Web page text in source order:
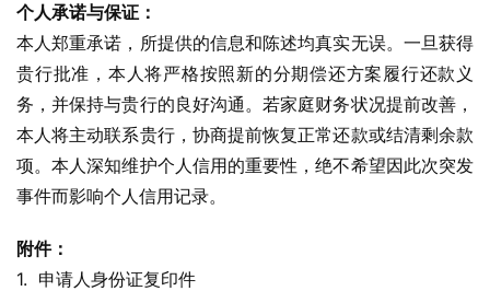
个人承诺与保证：
本人郑重承诺，所提供的信息和陈述均真实无误。一旦获得
贵行批准，本人将严格按照新的分期偿还方案履行还款义
务，并保持与贵行的良好沟通。若家庭财务状况提前改善，
本人将主动联系贵行，协商提前恢复正常还款或结清剩余款
项。本人深知维护个人信用的重要性，绝不希望因此次突发
事件而影响个人信用记录。
附件：
1.  申请人身份证复印件